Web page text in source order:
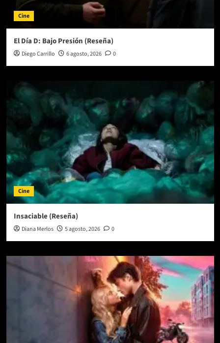
Cine
El Día D: Bajo Presión (Reseña)
Diego Carrillo 6 agosto, 2026 0
Cine
Insaciable (Reseña)
Diana Merlos 5 agosto, 2026 0